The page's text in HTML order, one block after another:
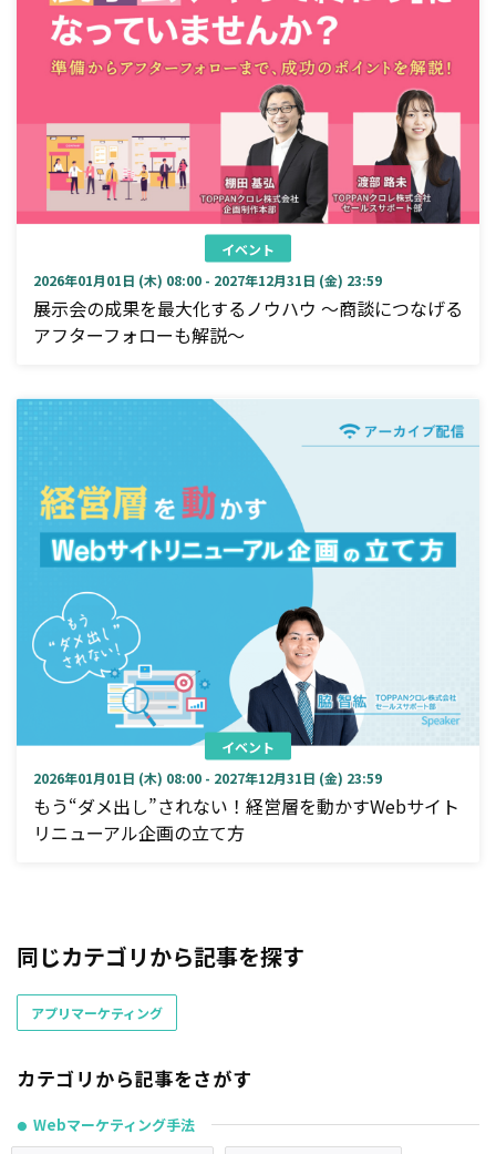
イベント
2026年01月01日 (木) 08:00 - 2027年12月31日 (金) 23:59
展示会の成果を最大化するノウハウ ～商談につなげる
アフターフォローも解説～
イベント
2026年01月01日 (木) 08:00 - 2027年12月31日 (金) 23:59
もう“ダメ出し”されない！経営層を動かすWebサイト
リニューアル企画の立て方
同じカテゴリから記事を探す
アプリマーケティング
カテゴリから記事をさがす
● Webマーケティング手法